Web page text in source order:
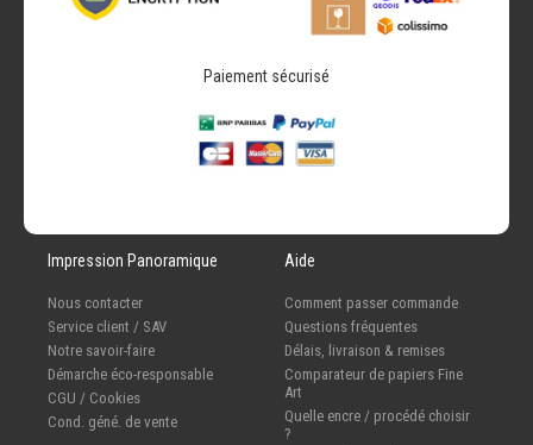
Paiement sécurisé
Impression Panoramique
Nous contacter
Service client / SAV
Notre savoir-faire
Démarche éco-responsable
CGU / Cookies
Cond. géné. de vente
Aide
Comment passer commande
Questions fréquentes
Délais, livraison & remises
Comparateur de papiers Fine
Art
Quelle encre / procédé choisir
?